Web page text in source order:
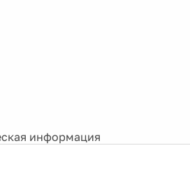
информация